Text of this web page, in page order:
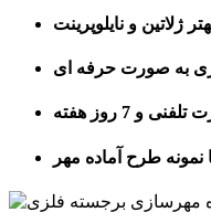
ژلاتین و نایلوپرینت
به صورت حرفه ای
نمونه طرح آماده مهر